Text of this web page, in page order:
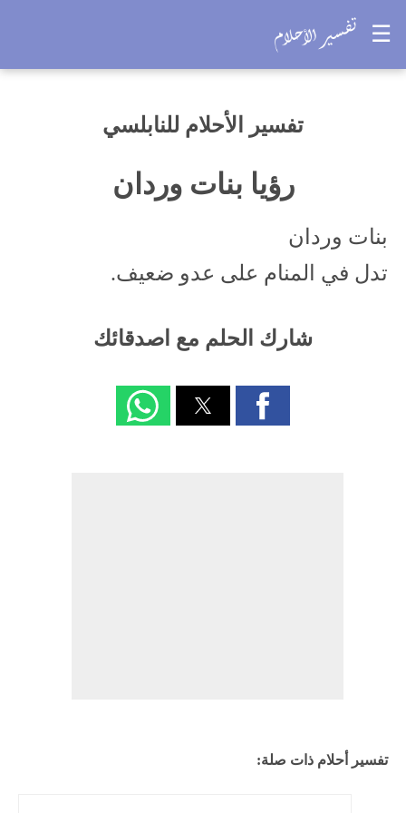
☰
تفسير الأحلام للنابلسي
رؤيا بنات وردان
بنات وردان
تدل في المنام على عدو ضعيف.
شارك الحلم مع اصدقائك
تفسير أحلام ذات صلة: